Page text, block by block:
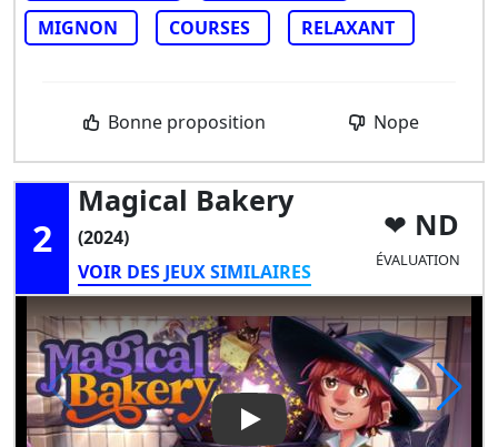
MIGNON
COURSES RELAXANT
Bonne proposition Nope
2
Magical Bakery
(2024)
VOIR DES JEUX SIMILAIRES
ND
ÉVALUATION
Play Video: Magical Bakery